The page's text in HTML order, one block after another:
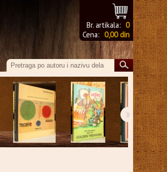
Br. artikala: 0
Cena: 0,00 din
›